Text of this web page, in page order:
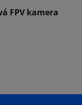
FPV kamera